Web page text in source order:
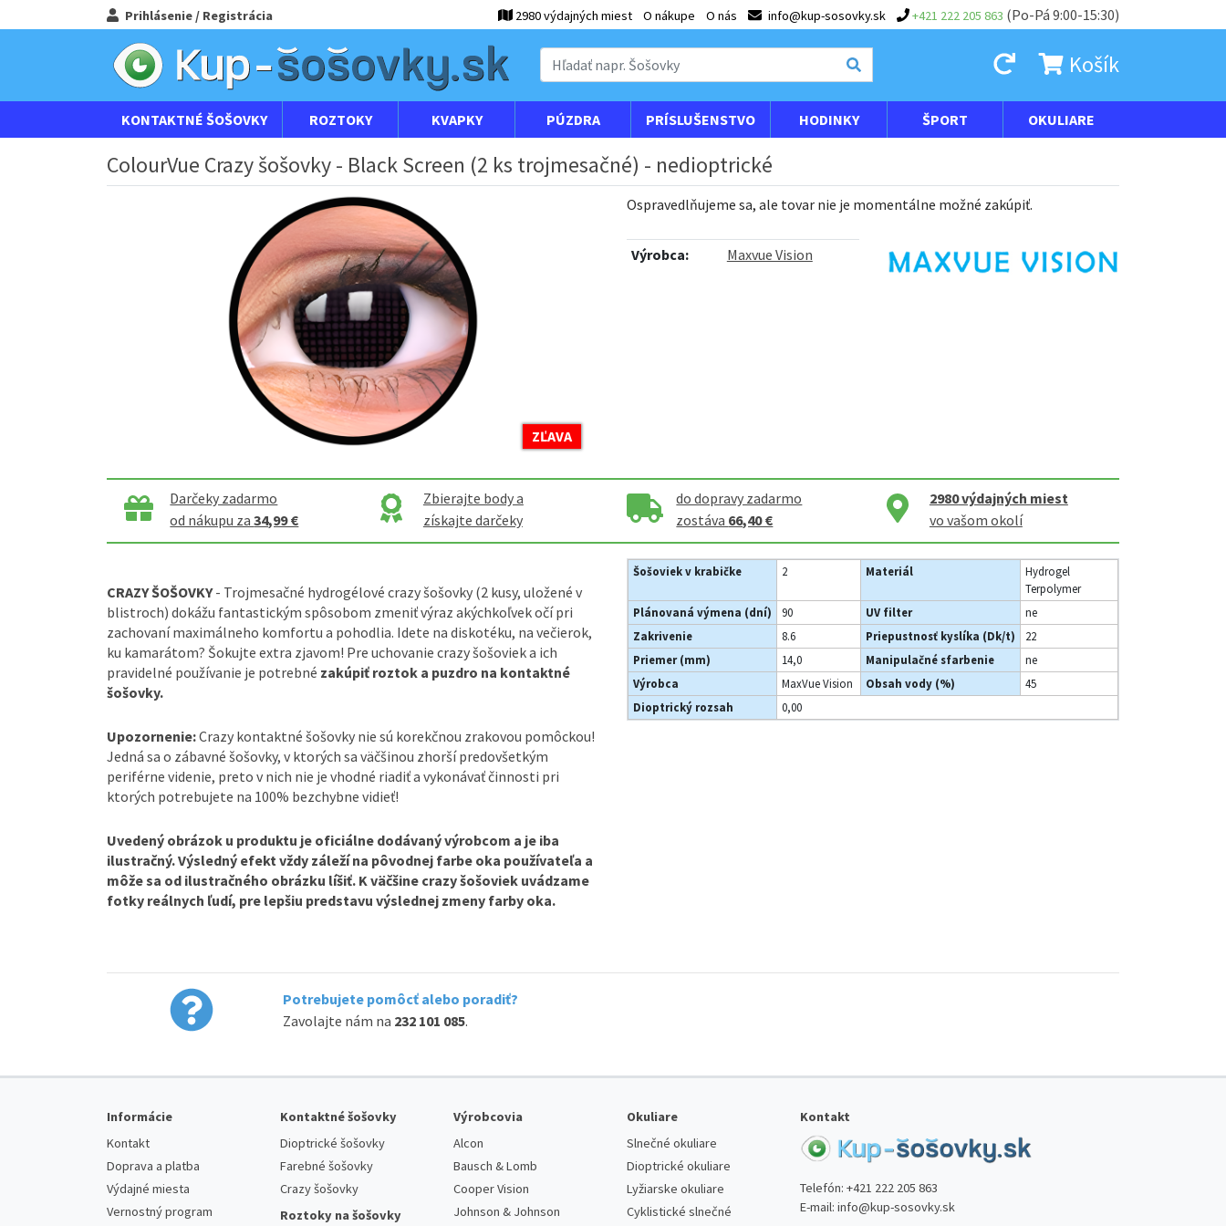
Prihlásenie / Registrácia 2980 výdajných miest O nákupe O nás info@kup-sosovky.sk +421 222 205 863 (Po-Pá 9:00-15:30)
Košík
KONTAKTNÉ ŠOŠOVKY ROZTOKY KVAPKY PÚZDRA PRÍSLUŠENSTVO HODINKY ŠPORT OKULIARE
ColourVue Crazy šošovky - Black Screen (2 ks trojmesačné) - nedioptrické
ZĽAVA
Ospravedlňujeme sa, ale tovar nie je momentálne možné zakúpiť.
Výrobca: Maxvue Vision
Darčeky zadarmo
od nákupu za34,99 €
Zbierajte body a
získajte darčeky
do dopravy zadarmo
zostáva 66,40 €
2980výdajných miest
vo vašom okolí
CRAZY ŠOŠOVKY - Trojmesačné hydrogélové crazy šošovky (2 kusy, uložené v
blistroch) dokážu fantastickým spôsobom zmeniť výraz akýchkoľvek očí pri
zachovaní maximálneho komfortu a pohodlia. Idete na diskotéku, na večierok,
ku kamarátom? Šokujte extra zjavom! Pre uchovanie crazy šošoviek a ich
pravidelné používanie je potrebné zakúpiť roztok a puzdro na kontaktné
šošovky.
Upozornenie:Crazy kontaktné šošovky nie sú korekčnou zrakovou pomôckou!
Jedná sa o zábavné šošovky, v ktorých sa väčšinou zhorší predovšetkým
periférne videnie, preto v nich nie je vhodné riadiť a vykonávať činnosti pri
ktorých potrebujete na 100% bezchybne vidieť!
Uvedený obrázok u produktu je oficiálne dodávaný výrobcom a je iba
ilustračný. Výsledný efekt vždy záleží na pôvodnej farbe oka používateľa a
môže sa od ilustračného obrázku líšiť. K väčšine crazy šošoviek uvádzame
fotky reálnych ľudí, pre lepšiu predstavu výslednej zmeny farby oka.
Šošoviek v krabičke 2 Materiál
Hydrogel
Terpolymer
Plánovaná výmena (dní)
90 UV filter
ne
Zakrivenie
8.6 Priepustnosť kyslíka (Dk/t)
22
Priemer (mm)
14,0 Manipulačné sfarbenie
ne
Výrobca
MaxVue Vision Obsah vody (%)
45
Dioptrický rozsah
0,00
Potrebujete pomôcť alebo poradiť?
Zavolajte nám na 232 101 085.
Informácie
Kontakt
Doprava a platba
Výdajné miesta
Vernostný program
Kontaktné šošovky
Dioptrické šošovky
Farebné šošovky
Crazy šošovky
Roztoky na šošovky
Výrobcovia
Alcon
Bausch & Lomb
Cooper Vision
Johnson & Johnson
Okuliare
Slnečné okuliare
Dioptrické okuliare
Lyžiarske okuliare
Cyklistické slnečné
Kontakt
Telefón: +421 222 205 863
E-mail: info@kup-sosovky.sk